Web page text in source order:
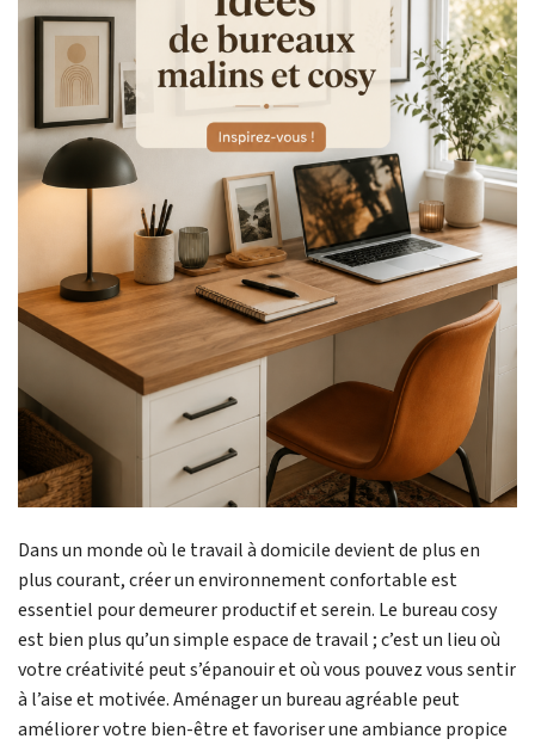
Dans un monde où le travail à domicile devient de plus en
plus courant, créer un environnement confortable est
essentiel pour demeurer productif et serein. Le bureau cosy
est bien plus qu’un simple espace de travail ; c’est un lieu où
votre créativité peut s’épanouir et où vous pouvez vous sentir
à l’aise et motivée. Aménager un bureau agréable peut
améliorer votre bien-être et favoriser une ambiance propice